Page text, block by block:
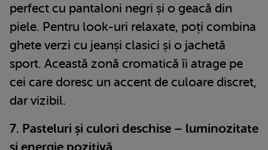
perfect cu pantaloni negri și o geacă din
piele. Pentru look-uri relaxate, poți combina
ghete verzi cu jeanși clasici și o jachetă
sport. Această zonă cromatică îi atrage pe
cei care doresc un accent de culoare discret,
dar vizibil.
7. Pasteluri și culori deschise – luminozitate
și energie pozitivă